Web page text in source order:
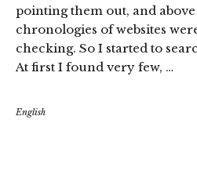
pointing them out, and
chronologies of websites
checking. So I started to
At first I found very few, …
English